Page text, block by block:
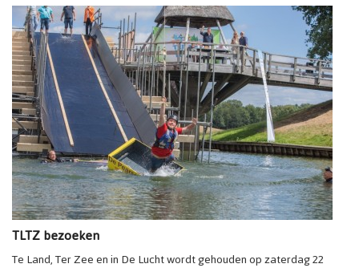
TLTZ bezoeken
Te Land, Ter Zee en in De Lucht wordt gehouden op zaterdag 22